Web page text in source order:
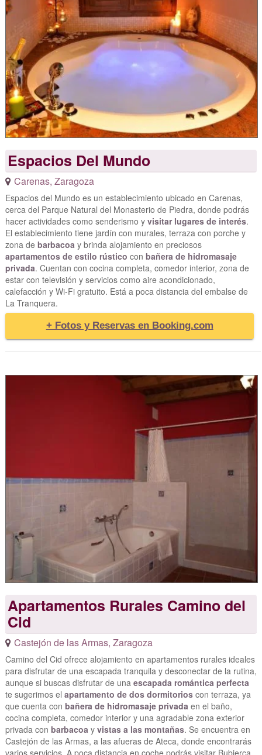
Espacios Del Mundo
Carenas, Zaragoza
Espacios del Mundo es un establecimiento ubicado en Carenas,
cerca del Parque Natural del Monasterio de Piedra, donde podrás
hacer actividades como senderismo y visitar lugares de interés.
El establecimiento tiene jardín con murales, terraza con porche y
zona de barbacoa y brinda alojamiento en preciosos
apartamentos de estilo rústico con bañera de hidromasaje
privada. Cuentan con cocina completa, comedor interior, zona de
estar con televisión y servicios como aire acondicionado,
calefacción y Wi-Fi gratuito. Está a poca distancia del embalse de
La Tranquera.
+ Fotos y Reservas en Booking.com
Apartamentos Rurales Camino del
Cid
Castejón de las Armas, Zaragoza
Camino del Cid ofrece alojamiento en apartamentos rurales ideales
para disfrutar de una escapada tranquila y desconectar de la rutina,
aunque si buscas disfrutar de una escapada romántica perfecta
te sugerimos el apartamento de dos dormitorioscon terraza, ya
que cuenta con bañera de hidromasaje privada en el baño,
cocina completa, comedor interior y una agradable zona exterior
privada con barbacoa y vistas a las montañas. Se encuentra en
Castejón de las Armas, a las afueras de Ateca, donde encontrarás
varios servicios. A poca distancia en coche podrás visitar Bubierca.